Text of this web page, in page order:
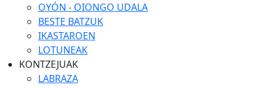
OYÓN - OIONGO UDALA
BESTE BATZUK
IKASTAROEN
LOTUNEAK
KONTZEJUAK
LABRAZA